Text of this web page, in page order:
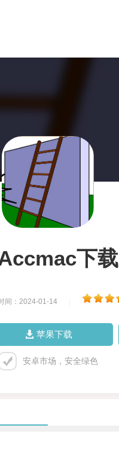
下载
间：2024-01-14
苹果下载
安卓市场，安全绿色